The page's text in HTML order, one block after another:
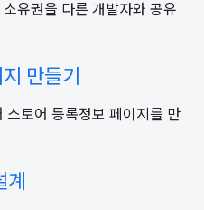
유권을 다른 개발자와 공유
만들기
토어 등록정보 페이지를 만